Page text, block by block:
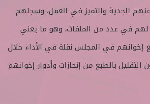
الجدية والتميز في العمل، وسجلهم
في عدد من الملفات، وهو ما يعني
في المجلس نقلة في الأداء خلال
التقليل بالطبع من إنجازات وأدوار إخوانهم